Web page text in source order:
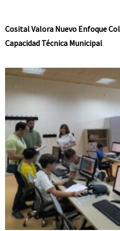
Cosital Valora Nuevo Enfoque
Capacidad Técnica Municipal